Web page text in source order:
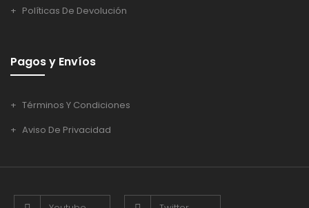
Políticas De Devolución
Pagos y Envíos
Términos Y Condiciones
Aviso De Privacidad